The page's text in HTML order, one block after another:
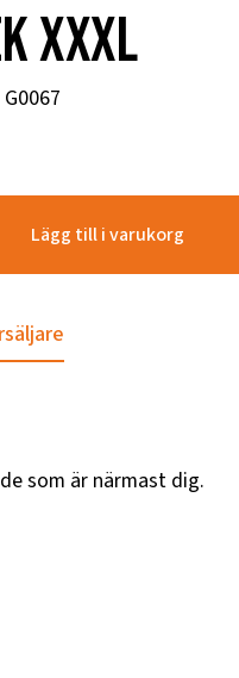
XXXL
G0067
Lägg till i varukorg
som är närmast dig.